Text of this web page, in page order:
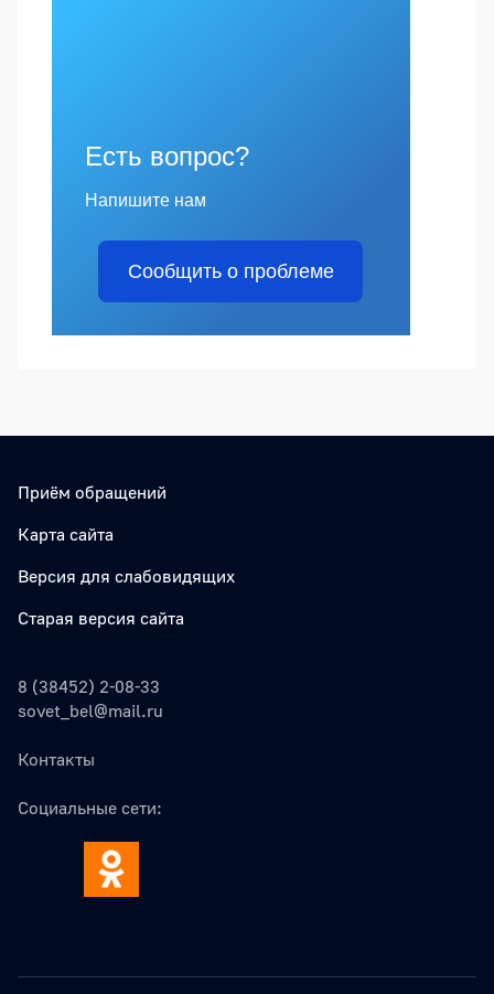
Есть вопрос?
Напишите нам
Сообщить о проблеме
Приём обращений
Карта сайта
Версия для слабовидящих
Старая версия сайта
8 (38452) 2-08-33
sovet_bel@mail.ru
Контакты
Социальные сети: